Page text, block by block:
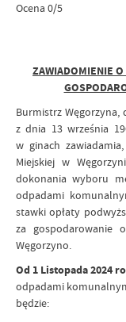
Ocena 0/5
ZAWIADOMIENIE
Burmistrz Węgorzyna,
z dnia 13 września
w ginach
Miejskiej w
dokonania wyboru
odpadami
stawki opłaty
za gospodarowanie
Węgorzyno.
Od 1 Listopada 2024
odpadami
będzie: